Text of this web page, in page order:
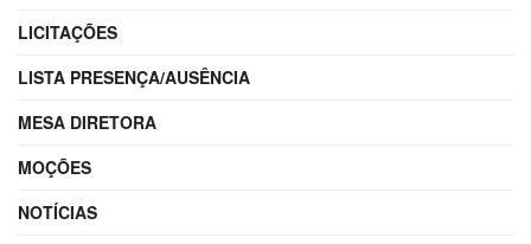
LICITAÇÕES
LISTA PRESENÇA/AUSÊNCIA
MESA DIRETORA
MOÇÕES
NOTÍCIAS